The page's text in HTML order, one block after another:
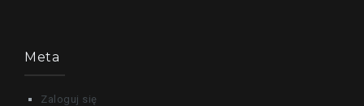
Meta
Zaloguj się